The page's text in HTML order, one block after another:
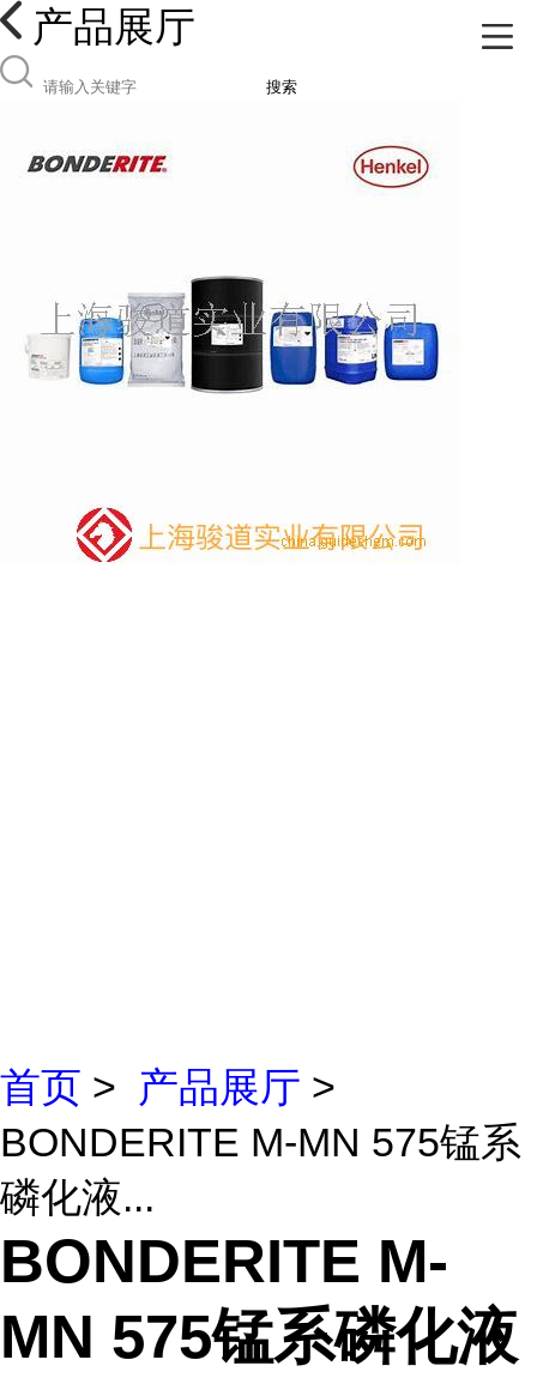
产品展厅
搜索
首页 > 产品展厅 >
BONDERITE M-MN 575锰系
磷化液...
BONDERITE M-
MN 575锰系磷化液